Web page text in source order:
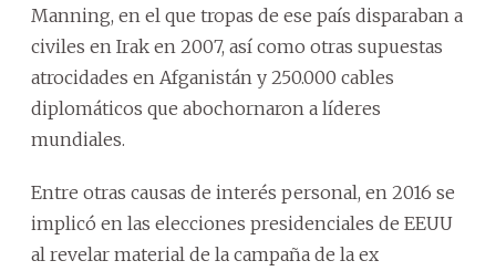
Manning, en el que tropas de ese país disparaban a
civiles en Irak en 2007, así como otras supuestas
atrocidades en Afganistán y 250.000 cables
diplomáticos que abochornaron a líderes
mundiales.
Entre otras causas de interés personal, en 2016 se
implicó en las elecciones presidenciales de EEUU
al revelar material de la campaña de la ex